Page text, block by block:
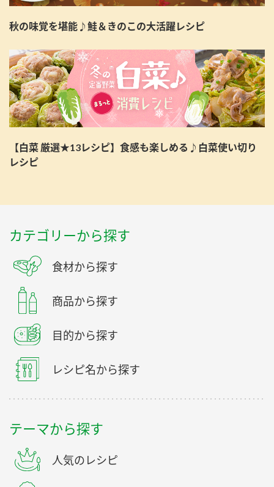
秋の味覚を堪能♪鮭＆きのこの大活躍レシピ
【白菜 厳選★13レシピ】食感も楽しめる♪白菜使い切り
レシピ
カテゴリーから探す
食材から探す
商品から探す
目的から探す
レシピ名から探す
テーマから探す
人気のレシピ